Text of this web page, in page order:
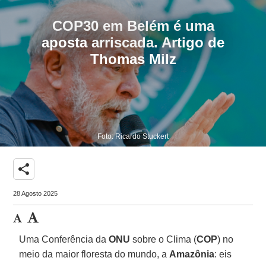
COP30 em Belém é uma
aposta arriscada. Artigo de
Thomas Milz
Foto: Ricardo Stuckert
share
28 Agosto 2025
Uma Conferência daONU sobre o Clima (COP) no
meio da maior floresta do mundo, a Amazônia: eis